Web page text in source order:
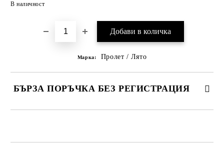
В наличност
Марка: Пролет / Лято
БЪРЗА ПОРЪЧКА БЕЗ РЕГИСТРАЦИЯ